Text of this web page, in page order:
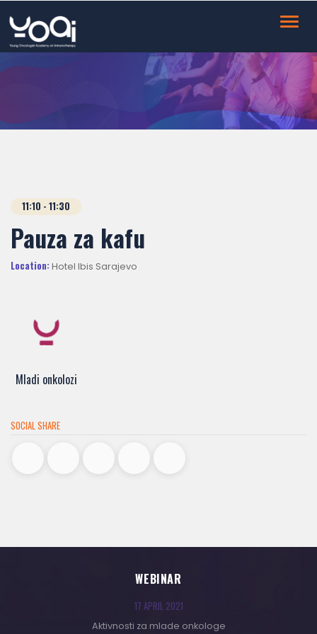
11:10 - 11:30
Pauza za kafu
Location: Hotel Ibis Sarajevo
Mladi onkolozi
SOCIAL SHARE
WEBINAR
17 APRIL 2021
Aktivnosti za mlade onkologe